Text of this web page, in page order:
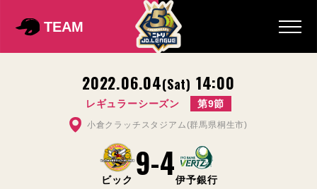
TEAM
2022.06.04(Sat) 14:00
レギュラーシーズン 第9節
小倉クラッチスタジアム(群馬県桐生市)
ビック 9-4伊予銀行